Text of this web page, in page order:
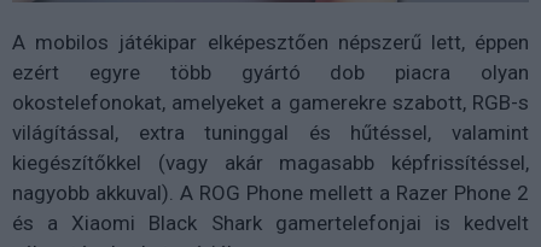
A mobilos játékipar elképesztően népszerű lett, éppen
ezért egyre több gyártó dob piacra olyan
okostelefonokat, amelyeket a gamerekre szabott, RGB-s
világítással, extra tuninggal és hűtéssel, valamint
kiegészítőkkel (vagy akár magasabb képfrissítéssel,
nagyobb akkuval). A ROG Phone mellett a Razer Phone 2
és a Xiaomi Black Shark gamertelefonjai is kedvelt